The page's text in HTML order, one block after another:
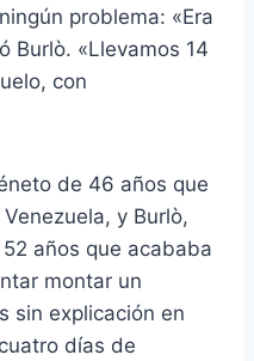
problema: «Era
Burlò. «Llevamos 14
con
de 46 años que
y Burlò,
años que acababa
montar un
sin explicación en
días de